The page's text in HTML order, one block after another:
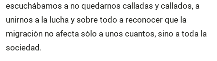
escuchábamos a no quedarnos calladas y callados, a
unirnos a la lucha y sobre todo a reconocer que la
migración no afecta sólo a unos cuantos, sino a toda la
sociedad.